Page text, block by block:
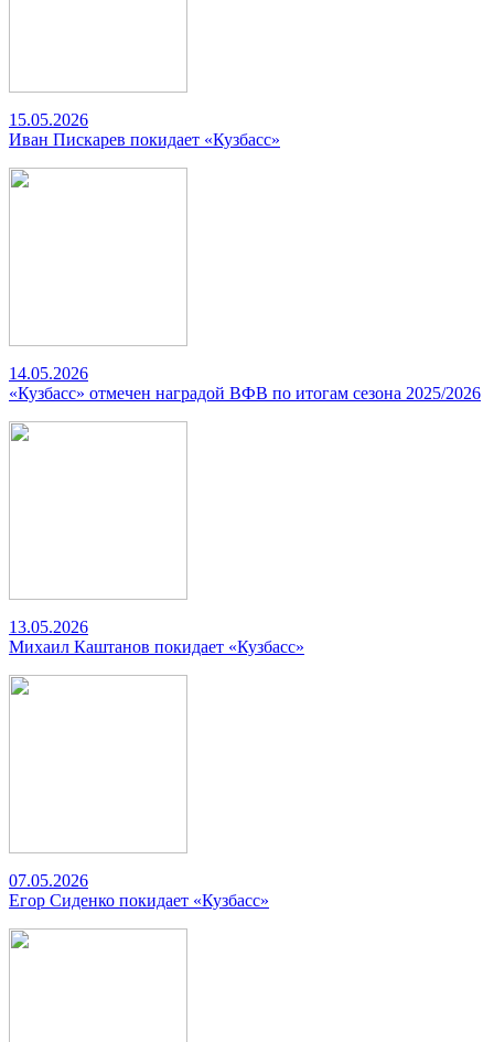
15.05.2026
Иван Пискарев покидает «Кузбасс»
14.05.2026
«Кузбасс» отмечен наградой ВФВ по итогам сезона 2025/2026
13.05.2026
Михаил Каштанов покидает «Кузбасс»
07.05.2026
Егор Сиденко покидает «Кузбасс»